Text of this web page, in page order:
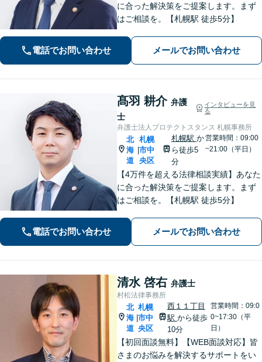
に合った解決策をご提案します。まず
はご相談を。【札幌駅 徒歩5分】
電話でお問い合わせ メールでお問い合わせ
髙羽 耕介 弁護
士
インタビューを見
る
弁護士法人プロテクトスタンス 札幌事務所
北
海
道
|
札幌
市中
央区
札幌駅 か
ら徒歩5
分
営業時間：09:00
~21:00（平日）
【4万件を超える法律相談実績】あなた
に合った解決策をご提案します。まず
はご相談を。【札幌駅 徒歩5分】
電話でお問い合わせ メールでお問い合わせ
清水 啓右 弁護士
村松法律事務所
北
海
道
札幌
市中
央区
西１１丁目
駅 から徒歩
10分
営業時間：09:0
0~17:30（平
日）
【初回面談無料】【WEB面談対応】皆
さまのお悩みを解決するサポートをい